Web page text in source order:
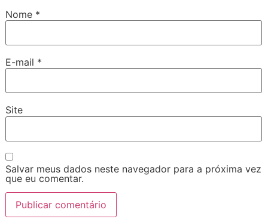
Nome *
E-mail *
Site
Salvar meus dados neste navegador para a próxima vez
que eu comentar.